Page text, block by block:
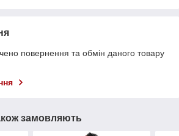
повернення та обмін даного товару
замовляють